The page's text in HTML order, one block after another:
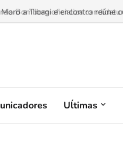
Bombom oficializa
Uĺtimas